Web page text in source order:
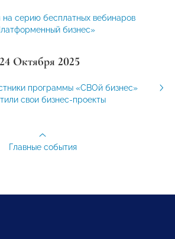
серию бесплатных вебинаров
бизнес»
24 Октября 2025
программы «СВОй бизнес»
свои бизнес-проекты
Главные события